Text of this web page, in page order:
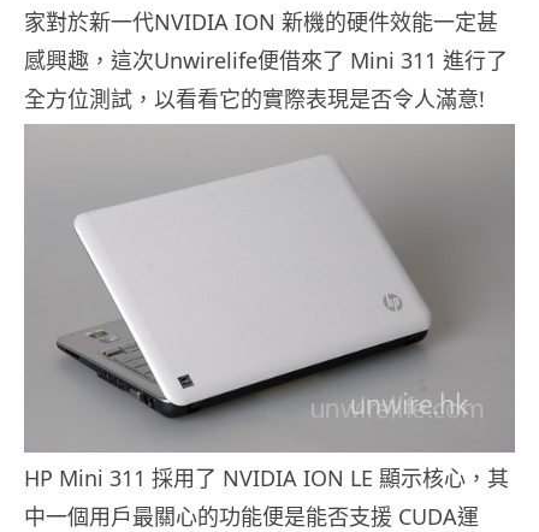
家對於新一代NVIDIA ION 新機的硬件效能一定甚
感興趣，這次Unwirelife便借來了 Mini 311 進行了
全方位測試，以看看它的實際表現是否令人滿意!
HP Mini 311 採用了 NVIDIA ION LE 顯示核心，其
中一個用戶最關心的功能便是能否支援 CUDA運